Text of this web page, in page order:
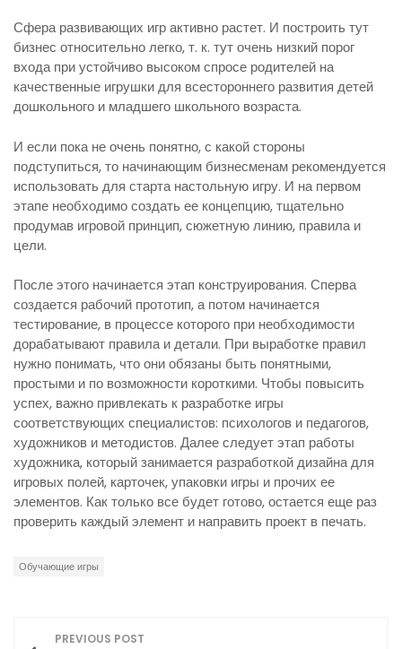
Сфера развивающих игр активно растет. И построить тут
бизнес относительно легко, т. к. тут очень низкий порог
входа при устойчиво высоком спросе родителей на
качественные игрушки для всестороннего развития детей
дошкольного и младшего школьного возраста.
И если пока не очень понятно, с какой стороны
подступиться, то начинающим бизнесменам рекомендуется
использовать для старта настольную игру. И на первом
этапе необходимо создать ее концепцию, тщательно
продумав игровой принцип, сюжетную линию, правила и
цели.
После этого начинается этап конструирования. Сперва
создается рабочий прототип, а потом начинается
тестирование, в процессе которого при необходимости
дорабатывают правила и детали. При выработке правил
нужно понимать, что они обязаны быть понятными,
простыми и по возможности короткими. Чтобы повысить
успех, важно привлекать к разработке игры
соответствующих специалистов: психологов и педагогов,
художников и методистов. Далее следует этап работы
художника, который занимается разработкой дизайна для
игровых полей, карточек, упаковки игры и прочих ее
элементов. Как только все будет готово, остается еще раз
проверить каждый элемент и направить проект в печать.
Обучающие игры
PREVIOUS POST